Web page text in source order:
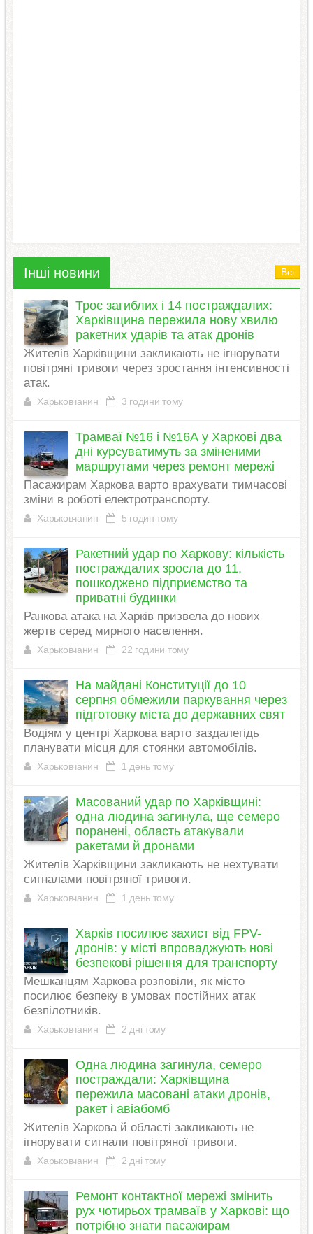
Інші новини Всі
Троє загиблих і 14 постраждалих:
Харківщина пережила нову хвилю
ракетних ударів та атак дронів
Жителів Харківщини закликають не ігнорувати
повітряні тривоги через зростання інтенсивності
атак.
Харьковчанин 3 години тому
Трамваї №16 і №16А у Харкові два
дні курсуватимуть за зміненими
маршрутами через ремонт мережі
Пасажирам Харкова варто врахувати тимчасові
зміни в роботі електротранспорту.
Харьковчанин 5 годин тому
Ракетний удар по Харкову: кількість
постраждалих зросла до 11,
пошкоджено підприємство та
приватні будинки
Ранкова атака на Харків призвела до нових
жертв серед мирного населення.
Харьковчанин 22 години тому
На майдані Конституції до 10
серпня обмежили паркування через
підготовку міста до державних свят
Водіям у центрі Харкова варто заздалегідь
планувати місця для стоянки автомобілів.
Харьковчанин 1 день тому
Масований удар по Харківщині:
одна людина загинула, ще семеро
поранені, область атакували
ракетами й дронами
Жителів Харківщини закликають не нехтувати
сигналами повітряної тривоги.
Харьковчанин 1 день тому
Харків посилює захист від FPV-
дронів: у місті впроваджують нові
безпекові рішення для транспорту
Мешканцям Харкова розповіли, як місто
посилює безпеку в умовах постійних атак
безпілотників.
Харьковчанин 2 дні тому
Одна людина загинула, семеро
постраждали: Харківщина
пережила масовані атаки дронів,
ракет і авіабомб
Жителів Харкова й області закликають не
ігнорувати сигнали повітряної тривоги.
Харьковчанин 2 дні тому
Ремонт контактної мережі змінить
рух чотирьох трамваїв у Харкові: що
потрібно знати пасажирам